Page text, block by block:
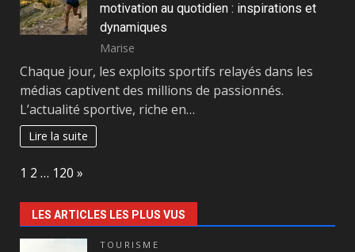
motivation au quotidien : inspirations et
dynamiques
Marise
Chaque jour, les exploits sportifs relayés dans les
médias captivent des millions de passionnés.
L’actualité sportive, riche en…
Lire la suite
Page:
1 2 … 120 Next
»
LES ARTICLES LES PLUS VUS
TOURISME